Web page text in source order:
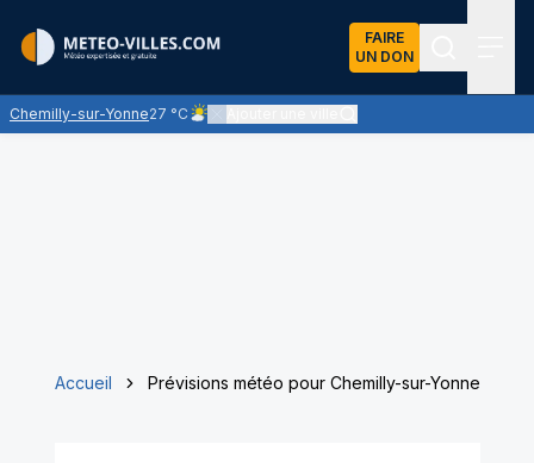
FAIRE
UN DON
Chemilly-sur-Yonne27 °C
Ciel peu nuageux - le soleil domine largement
Accueil Prévisions météo pour Chemilly-sur-Yonne